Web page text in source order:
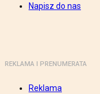
Napisz do nas
REKLAMA I PRENUMERATA
Reklama